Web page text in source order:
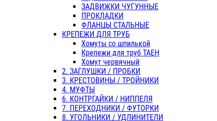
ЗАДВИЖКИ ЧУГУННЫЕ
ПРОКЛАДКИ
ФЛАНЦЫ СТАЛЬНЫЕ
КРЕПЕЖИ ДЛЯ ТРУБ
Хомуты со шпилькой
Крепежи для труб ТАЕН
Хомут червячный
2. ЗАГЛУШКИ / ПРОБКИ
3. КРЕСТОВИНЫ / ТРОЙНИКИ
4. МУФТЫ
6. КОНТРГАЙКИ / НИППЕЛЯ
7. ПЕРЕХОДНИКИ / ФУТОРКИ
8. УГОЛЬНИКИ / УДЛИНИТЕЛИ